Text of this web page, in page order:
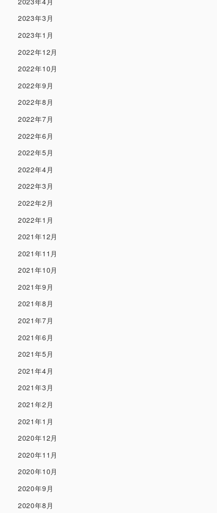
2023年3月
2023年1月
2022年12月
2022年10月
2022年9月
2022年8月
2022年7月
2022年6月
2022年5月
2022年4月
2022年3月
2022年2月
2022年1月
2021年12月
2021年11月
2021年10月
2021年9月
2021年8月
2021年7月
2021年6月
2021年5月
2021年4月
2021年3月
2021年2月
2021年1月
2020年12月
2020年11月
2020年10月
2020年9月
2020年8月